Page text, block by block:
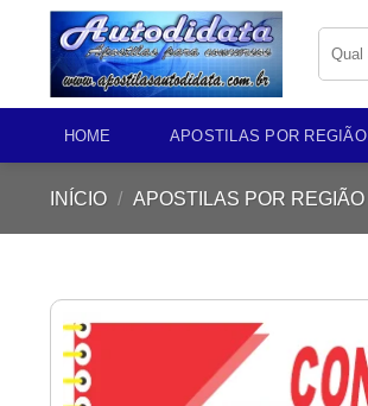
content
por:
HOME APOSTILAS POR REGIÃO
INÍCIO / APOSTILAS POR REGIÃO